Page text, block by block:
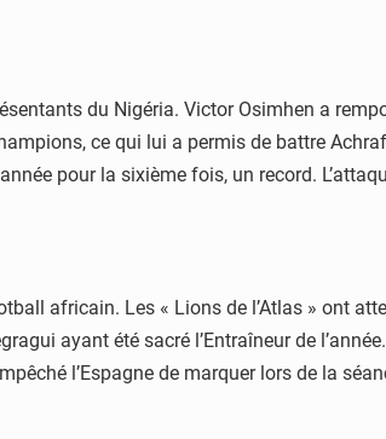
du Nigéria. Victor Osimhen a
ce qui lui a permis de battre
pour la sixième fois, un record.
africain. Les « Lions de l’Atlas » ont
ayant été sacré l’Entraîneur de
l’Espagne de marquer lors de la